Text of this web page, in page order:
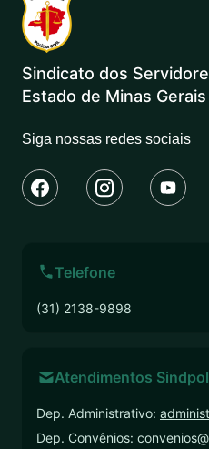
Sindicato dos
Estado de Minas Gerais
Siga nossas redes sociais
Telefone
(31) 2138-9898
Atendimentos
Dep. Administrativo:
Dep. Convênios: